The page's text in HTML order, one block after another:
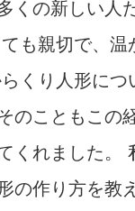
くの新しい人
も親切で、温
くり人形につ
のこともこの
くれました。
の作り方を教